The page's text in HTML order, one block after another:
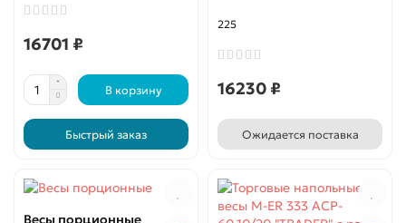
16701 ₽
В корзину
Быстрый заказ
225
16230 ₽
Ожидается поставка
Весы порционные